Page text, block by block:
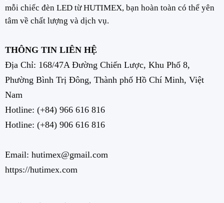
mỗi chiếc đèn LED từ HUTIMEX, bạn hoàn toàn có thể yên
tâm về chất lượng và dịch vụ.
THÔNG TIN LIÊN HỆ
Địa Chỉ: 168/47A Đường Chiến Lược, Khu Phố 8,
Phường Bình Trị Đông, Thành phố Hồ Chí Minh, Việt
Nam
Hotline: (+84) 966 616 816
Hotline: (+84) 906 616 816
Email: hutimex@gmail.com
https://hutimex.com